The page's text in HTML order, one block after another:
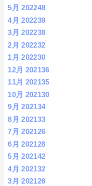
5月 202248
4月 202239
3月 202238
2月 202232
1月 202230
12月 202136
11月 202135
10月 202130
9月 202134
8月 202133
7月 202126
6月 202128
5月 202142
4月 202132
3月 202126